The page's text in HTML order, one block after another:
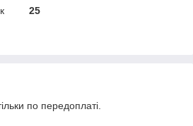
25
по передоплаті.